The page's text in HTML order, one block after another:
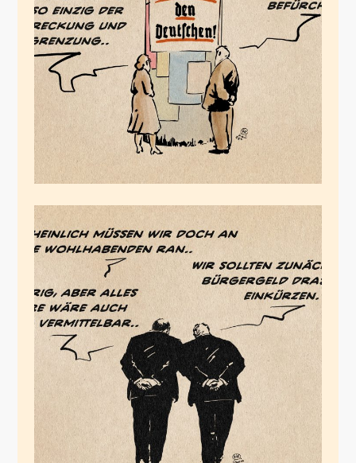
Bezahlkartenapartheit
Juli 2, 2024
Die FDP-Geführte
SPD
Juni 22, 2024